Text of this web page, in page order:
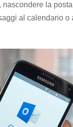
nascondere la
al calendario o